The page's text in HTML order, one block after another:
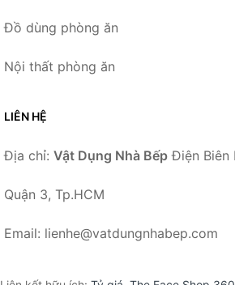
Đồ dùng phòng ăn
Nội thất phòng ăn
LIÊN HỆ
Địa chỉ: Vật Dụng Nhà Bếp Điện Biên
Quận 3, Tp.HCM
Email: lienhe@vatdungnhabep.com